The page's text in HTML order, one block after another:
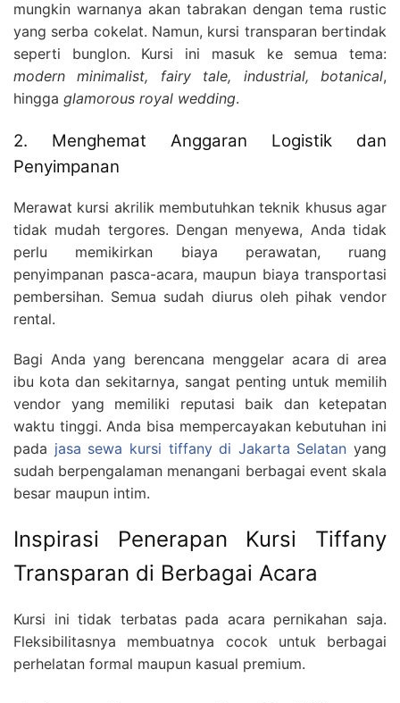
mungkin warnanya akan tabrakan dengan tema rustic
yang serba cokelat. Namun, kursi transparan bertindak
seperti bunglon. Kursi ini masuk ke semua tema:
modern minimalist, fairy tale, industrial, botanical,
hingga glamorous royal wedding.
2. Menghemat Anggaran Logistik dan
Penyimpanan
Merawat kursi akrilik membutuhkan teknik khusus agar
tidak mudah tergores. Dengan menyewa, Anda tidak
perlu memikirkan biaya perawatan, ruang
penyimpanan pasca-acara, maupun biaya transportasi
pembersihan. Semua sudah diurus oleh pihak vendor
rental.
Bagi Anda yang berencana menggelar acara di area
ibu kota dan sekitarnya, sangat penting untuk memilih
vendor yang memiliki reputasi baik dan ketepatan
waktu tinggi. Anda bisa mempercayakan kebutuhan ini
pada jasa sewa kursi tiffany di Jakarta Selatan yang
sudah berpengalaman menangani berbagai event skala
besar maupun intim.
Inspirasi Penerapan Kursi Tiffany
Transparan di Berbagai Acara
Kursi ini tidak terbatas pada acara pernikahan saja.
Fleksibilitasnya membuatnya cocok untuk berbagai
perhelatan formal maupun kasual premium.